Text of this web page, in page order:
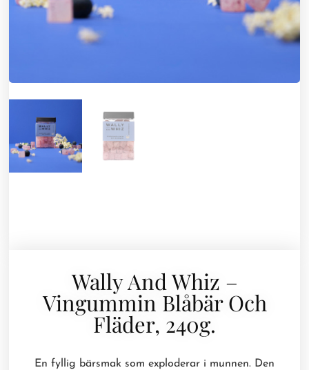
Wally And Whiz –
Vingummin Blåbär Och
Fläder, 240g.
En fyllig bärsmak som exploderar i munnen. Den